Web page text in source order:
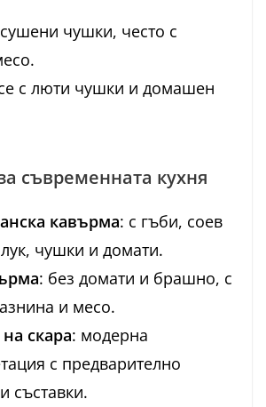
чушки, често с
с люти чушки и домашен
съвременната кухня
кавърма: с гъби, соев
чушки и домати.
: без домати и брашно, с
и месо.
скара: модерна
с предварително
съставки.